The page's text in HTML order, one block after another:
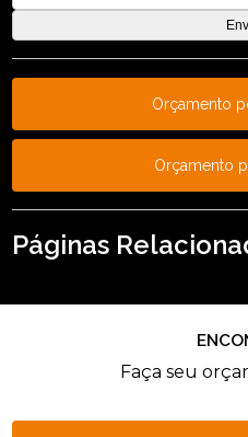
Orçamento
Orçamento
Páginas
Faça seu